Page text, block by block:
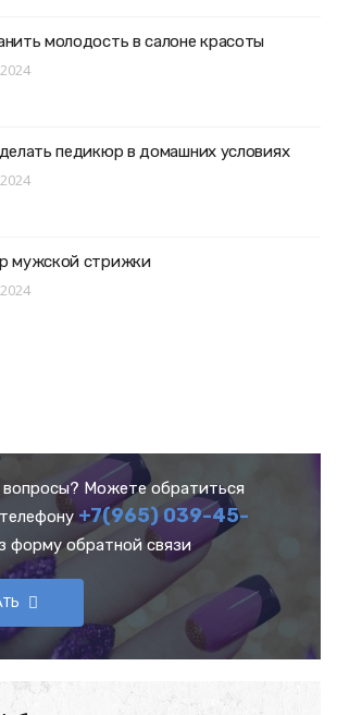
молодость в салоне красоты
педикюр в домашних условиях
мужской стрижки
Можете обратиться
+7(965) 039-45-
форму обратной связи